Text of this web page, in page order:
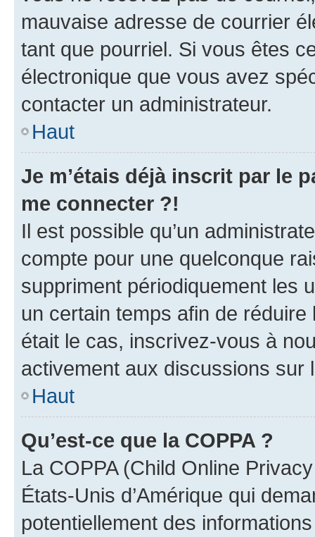
mauvaise adresse de courrier
tant que pourriel. Si vous êtes
électronique que vous avez
contacter un administrateur.
Haut
Je m’étais déjà inscrit par le
me connecter ?!
Il est possible qu’un
compte pour une quelconque
suppriment périodiquement les
un certain temps afin de
était le cas, inscrivez-vous à
activement aux discussions sur
Haut
Qu’est-ce que la COPPA ?
La COPPA (Child Online
États-Unis d’Amérique qui
potentiellement des